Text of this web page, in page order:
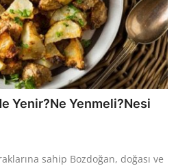
Yenir?Ne Yenmeli?Nesi
sahip Bozdoğan, doğası ve